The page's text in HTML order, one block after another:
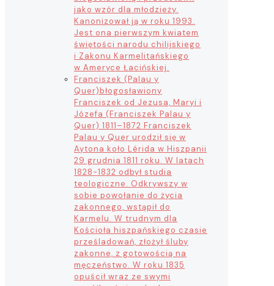
jako wzór dla młodzieży.
Kanonizował ją w roku 1993.
Jest ona pierwszym kwiatem
świętości narodu chilijskiego
i Zakonu Karmelitańskiego
w Ameryce Łacińskiej.
Franciszek (Palau y
Quer)błogosławiony
Franciszek od Jezusa, Maryi i
Józefa (Franciszek Palau y
Quer) 1811–1872 Franciszek
Palau y Quer urodził się w
Aytona koło Lérida w Hiszpanii
29 grudnia 1811 roku. W latach
1828-1832 odbył studia
teologiczne. Odkrywszy w
sobie powołanie do życia
zakonnego, wstąpił do
Karmelu. W trudnym dla
Kościoła hiszpańskiego czasie
prześladowań, złożył śluby
zakonne, z gotowością na
męczeństwo. W roku 1835
opuścił wraz ze swymi